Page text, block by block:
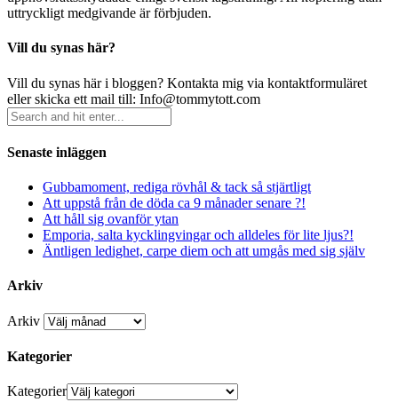
uttryckligt medgivande är förbjuden.
Vill du synas här?
Vill du synas här i bloggen? Kontakta mig via kontaktformuläret
eller skicka ett mail till: Info@tommytott.com
Senaste inläggen
Gubbamoment, rediga rövhål & tack så stjärtligt
Att uppstå från de döda ca 9 månader senare ?!
Att håll sig ovanför ytan
Emporia, salta kycklingvingar och alldeles för lite ljus?!
Äntligen ledighet, carpe diem och att umgås med sig själv
Arkiv
Arkiv
Kategorier
Kategorier